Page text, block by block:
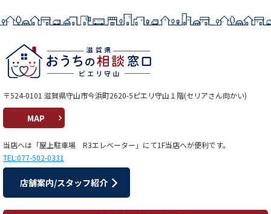
〒524-0101 滋賀県守山市今浜町2620-5ピエリ守山１階(セリアさん向かい)
MAP
当店へは「屋上駐車場 R3エレベーター」にて1F当店へが便利です。
TEL:077-502-0331
店舗案内/スタッフ紹介